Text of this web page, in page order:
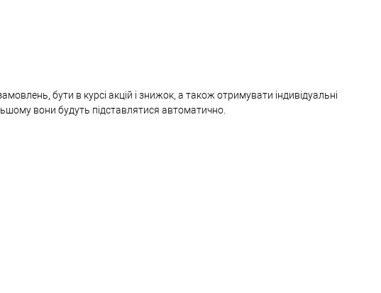
бути в курсі акцій і знижок, а також отримувати індивідуальні
вони будуть підставлятися автоматично.